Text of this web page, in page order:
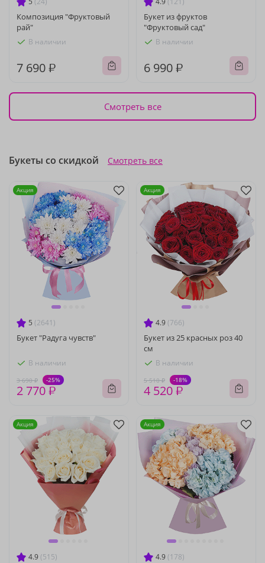
Композиция "Фруктовый
рай"
В наличии
7 690 ₽
Букет из фруктов
"Фруктовый сад"
В наличии
6 990 ₽
Смотреть все
Букеты со скидкой Смотреть все
5 (2641)
Букет "Радуга чувств"
В наличии
3 690 ₽ -25%
2 770 ₽
Акция
4.9 (766)
Букет из 25 красных роз 40
см
В наличии
5 510 ₽ -18%
4 520 ₽
Акция
4.9 (515)
Акция
4.9 (178)
Акция